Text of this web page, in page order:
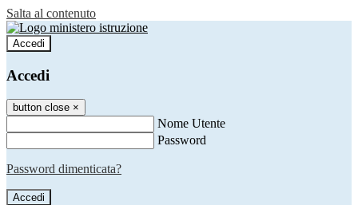
Salta al contenuto
Accedi
Accedi
button close ×
Nome Utente
Password
Password dimenticata?